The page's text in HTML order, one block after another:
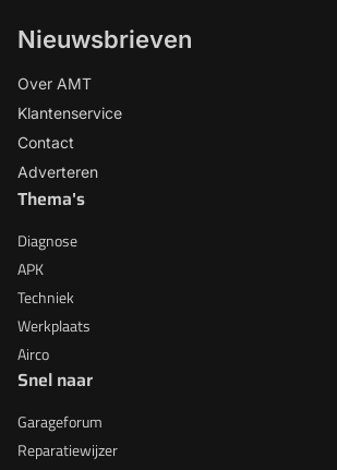
Nieuwsbrieven
Over AMT
Klantenservice
Contact
Adverteren
Thema's
Diagnose
APK
Techniek
Werkplaats
Airco
Snel naar
Garageforum
Reparatiewijzer